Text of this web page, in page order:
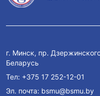
г. Минск, пр.
Беларусь
Тел: +375 17 252-12-01
Эл. почта: bsmu@bsmu.by